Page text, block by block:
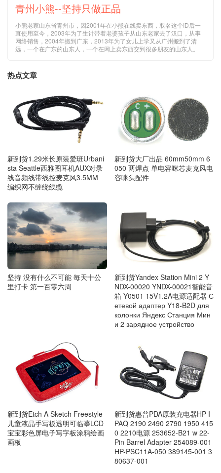
青州小熊--坚持只做正品
小熊老家山东省青州市，因2001年在小熊在线卖东西，取名这个ID后一
直使用至今，2003年为了生计带着老婆孩子从山东老家去了汉口，从事
网络销售，2004年搬到广东，2013年为了女儿上学又从广州搬到了清
远，一个在广东的山东人，一个在网上卖东西交到很多朋友的山东人。
热点文章
新到货1.29米长原装爱班Urbani
sta Seattle西雅图耳机AUX对录
线音频线带线控麦克风3.5MM
编织网不缠绕线缆
新到货大厂出品 60mm50mm 6
050 两焊点 单电容咪芯麦克风电
容咪头配件
坚持 没有什么不可能 毎天十公
里打卡 第一百零六周
新到货Yandex Station Mini 2 Y
NDX-00020 YNDX-00021智能音
箱 Y0501 15V1.2A电源适配器 С
етевой адаптер Y18-B2D для
колонки Яндекс Станция Мин
и 2 зарядное устройство
新到货Etch A Sketch Freestyle‎
儿童液晶手写板透明可临摹LCD
宝宝彩色屏电子写字板涂鸦绘画
画板
新到货惠普PDA原装充电器HP I
PAQ 2190 2490 2790 1950 415
0 2210电源 253652-B21 w 22-
Pin Barrel Adapter 254089-001
HP-PSC11A-050 389145-001 3
80637-001